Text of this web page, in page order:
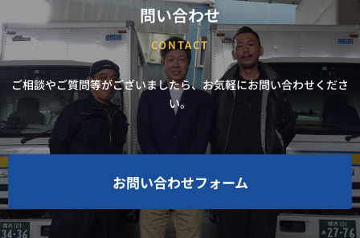
問い合わせ
CONTACT
ご相談やご質問等がございましたら、お気軽にお問い合わせくださ
い。
お問い合わせフォーム